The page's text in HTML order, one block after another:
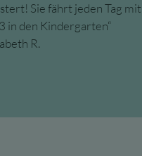
Sie fährt jeden Tag mit
in den Kindergarten“
R.